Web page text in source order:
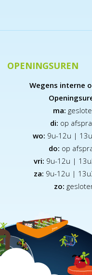
OPENINGSUREN
Wegens interne
ma:
di: op
wo: 9u-12u |
do: op
vri: 9u-12u |
za: 9u-12u |
zo: